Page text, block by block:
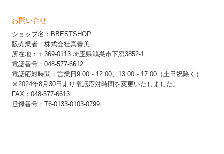
お問い合せ
ショップ名：BBESTSHOP
販売業者：株式会社真善美
所在地：〒369-0113 埼玉県鴻巣市下忍3852-1
電話番号：048-577-6612
電話応対時間：営業日9:00～12:00、13:00～17:00（土日祝除く）
※2024年8月30日より電話応対時間を変更いたしました。
FAX：048-577-6613
登録番号：T6-0133-0103-0799